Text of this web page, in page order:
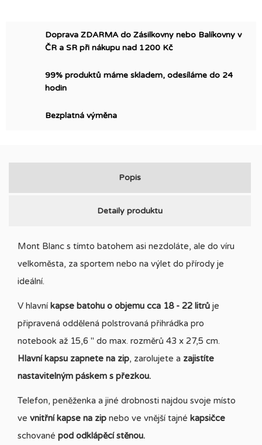
Doprava ZDARMA do Zásilkovny nebo Balíkovny v
ČR a SR při nákupu nad 1200 Kč
99% produktů máme skladem, odesíláme do 24
hodin
Bezplatná výměna
Popis
Detaily produktu
Mont Blanc s tímto batohem asi nezdoláte, ale do víru
velkoměsta, za sportem nebo na výlet do přírody je
ideální.
V hlavní kapse batohu o objemu cca 18 - 22 litrů je
připravená oddělená polstrovaná přihrádka pro
notebook až 15,6 " do max. rozměrů 43 x 27,5 cm.
Hlavní kapsu zapnete na zip, zarolujete a zajistíte
nastavitelným páskem s přezkou.
Telefon, peněženka a jiné drobnosti najdou svoje místo
ve vnitřní kapse na zip nebo ve vnější tajné kapsičce
schované pod odklápěcí stěnou.